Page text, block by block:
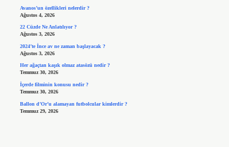
Avanos’un özellikleri nelerdir ?
Ağustos 4, 2026
22 Cüzde Ne Anlatılıyor ?
Ağustos 3, 2026
2024’te İnce av ne zaman başlayacak ?
Ağustos 3, 2026
Her ağaçtan kaşık olmaz atasözü nedir ?
Temmuz 30, 2026
İçerde filminin konusu nedir ?
Temmuz 30, 2026
Ballon d’Or’u alamayan futbolcular kimlerdir ?
Temmuz 29, 2026